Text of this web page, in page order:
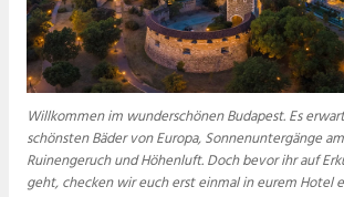
Willkommen im wunderschönen Budapest. Es
schönsten Bäder von Europa, Sonnenuntergänge
Ruinengeruch und Höhenluft. Doch bevor ihr auf
geht, checken wir euch erst einmal in eurem Hotel